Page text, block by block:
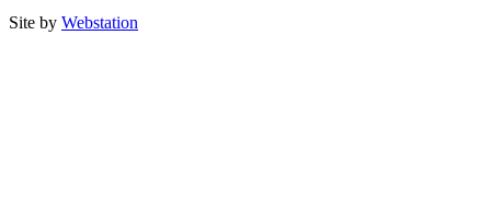
Site by Webstation